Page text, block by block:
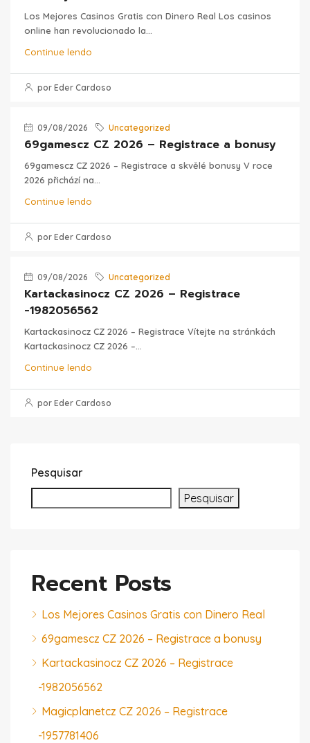
Los Mejores Casinos Gratis con Dinero Real Los casinos
online han revolucionado la...
Continue lendo
por Eder Cardoso
09/08/2026 Uncategorized
69gamescz CZ 2026 – Registrace a bonusy
69gamescz CZ 2026 – Registrace a skvělé bonusy V roce
2026 přichází na...
Continue lendo
por Eder Cardoso
09/08/2026 Uncategorized
Kartackasinocz CZ 2026 – Registrace
-1982056562
Kartackasinocz CZ 2026 – Registrace Vítejte na stránkách
Kartackasinocz CZ 2026 –...
Continue lendo
por Eder Cardoso
Pesquisar
Pesquisar
Recent Posts
Los Mejores Casinos Gratis con Dinero Real
69gamescz CZ 2026 – Registrace a bonusy
Kartackasinocz CZ 2026 – Registrace
-1982056562
Magicplanetcz CZ 2026 – Registrace
-1957781406